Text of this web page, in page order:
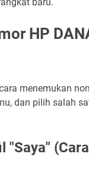
HP
menemukan
dan pilih salah
"Saya"